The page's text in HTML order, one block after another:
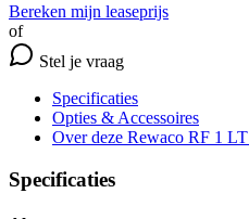
Bereken mijn leaseprijs
of
Stel je vraag
Specificaties
Opties & Accessoires
Over deze Rewaco RF 1 LT
Specificaties